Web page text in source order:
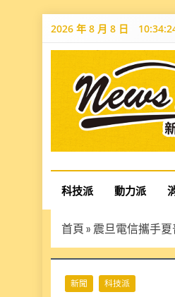
Skip
2026 年 8 月 8 日
News
最有料的新聞
科技派 動力派
首頁 » 震旦電信攜手
新聞 科技派